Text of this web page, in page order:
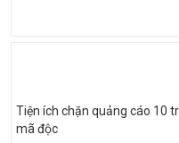
Tiện ích chặn quảng cáo 10
mã độc